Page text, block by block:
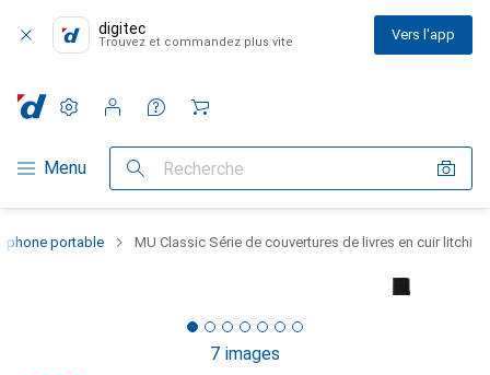
digitec
Trouvez et commandez plus vite Vers l'app
Navigation par catégorie
Menu Recherche
Paramètres
Compte client
Listes de comparaison
Listes d'envies
Panier
portable MU Classic Série de couvertures de livres en cuir litchi
7 images